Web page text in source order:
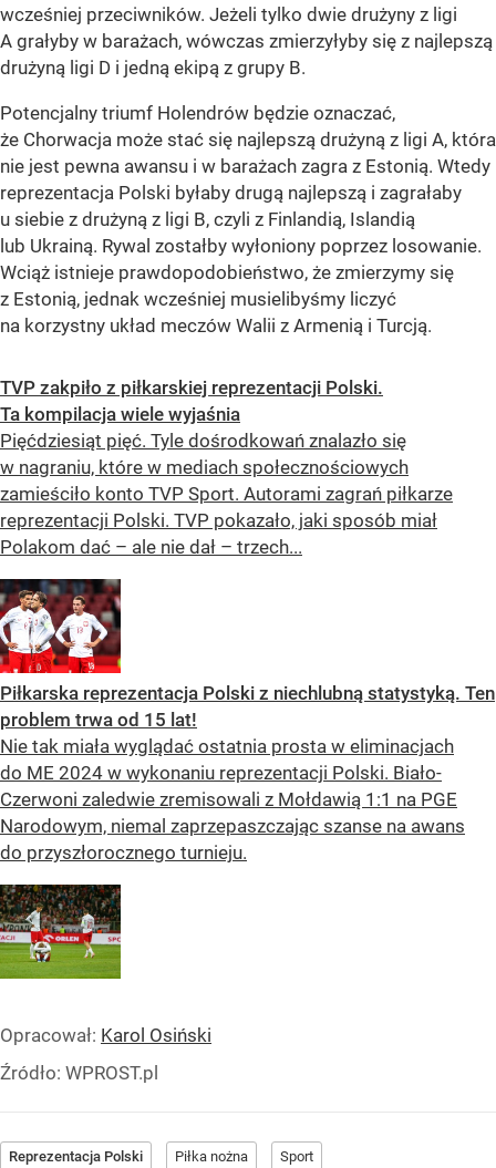
wcześniej przeciwników. Jeżeli tylko dwie drużyny z ligi
A grałyby w barażach, wówczas zmierzyłyby się z najlepszą
drużyną ligi D i jedną ekipą z grupy B.
Potencjalny triumf Holendrów będzie oznaczać,
że Chorwacja może stać się najlepszą drużyną z ligi A, która
nie jest pewna awansu i w barażach zagra z Estonią. Wtedy
reprezentacja Polski byłaby drugą najlepszą i zagrałaby
u siebie z drużyną z ligi B, czyli z Finlandią, Islandią
lub Ukrainą. Rywal zostałby wyłoniony poprzez losowanie.
Wciąż istnieje prawdopodobieństwo, że zmierzymy się
z Estonią, jednak wcześniej musielibyśmy liczyć
na korzystny układ meczów Walii z Armenią i Turcją.
TVP zakpiło z piłkarskiej reprezentacji Polski.
Ta kompilacja wiele wyjaśnia
Pięćdziesiąt pięć. Tyle dośrodkowań znalazło się
w nagraniu, które w mediach społecznościowych
zamieściło konto TVP Sport. Autorami zagrań piłkarze
reprezentacji Polski. TVP pokazało, jaki sposób miał
Polakom dać – ale nie dał – trzech...
Piłkarska reprezentacja Polski z niechlubną statystyką. Ten
problem trwa od 15 lat!
Nie tak miała wyglądać ostatnia prosta w eliminacjach
do ME 2024 w wykonaniu reprezentacji Polski. Biało-
Czerwoni zaledwie zremisowali z Mołdawią 1:1 na PGE
Narodowym, niemal zaprzepaszczając szanse na awans
do przyszłorocznego turnieju.
Opracował: Karol Osiński
Źródło: WPROST.pl
Reprezentacja Polski Piłka nożna Sport